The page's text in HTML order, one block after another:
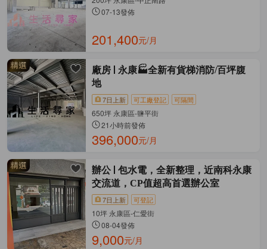
07-13發佈
201,400元/月
廠房
永康🏭全新有貨梯消防/百坪腹
地
7日上新 可工廠登記 可隔間
650坪 永康區-鹽平街
21小時前發佈
396,000元/月
辦公
包水電，全新整理，近南科永康
交流道，CP值超高首選辦公室
7日上新 可登記
10坪 永康區-仁愛街
08-04發佈
9,000元/月